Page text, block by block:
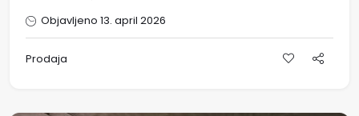
Objavljeno 13. april 2026
Prodaja